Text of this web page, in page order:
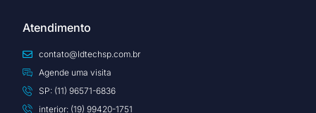
Atendimento
contato@ldtechsp.com.br
Agende uma visita
SP: (11) 96571-6836
interior: (19) 99420-1751